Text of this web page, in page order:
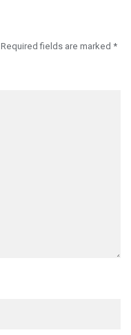
Required fields are marked *